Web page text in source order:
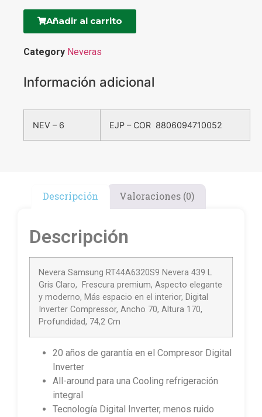
Añadir al carrito
Category Neveras
Información adicional
NEV – 6 EJP – COR 8806094710052
Descripción Valoraciones (0)
Descripción
Nevera Samsung RT44A6320S9 Nevera 439 L
Gris Claro, Frescura premium, Aspecto elegante
y moderno, Más espacio en el interior, Digital
Inverter Compressor, Ancho 70, Altura 170,
Profundidad, 74,2 Cm
20 años de garantía en el Compresor Digital
Inverter
All-around para una Cooling refrigeración
integral
Tecnología Digital Inverter, menos ruido